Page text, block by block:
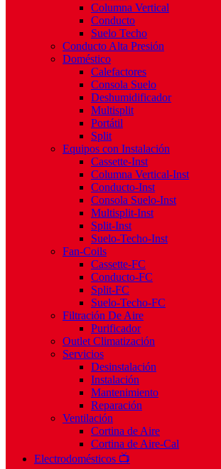
Columna Vertical
Conducto
Suelo Techo
Conducto Alta Presión
Doméstico
Calefactores
Consola Suelo
Deshumidificador
Multisplit
Portátil
Split
Equipos con Instalación
Cassette-Inst
Columna Vertical-Inst
Conducto-Inst
Consola Suelo-Inst
Multisplit-Inst
Split-Inst
Suelo-Techo-Inst
Fan-Coils
Cassette-FC
Conducto-FC
Split-FC
Suelo-Techo-FC
Filtración De Aire
Purificador
Outlet Climatización
Servicios
Desinstalación
Instalación
Mantenimiento
Reparación
Ventilación
Cortina de Aire
Cortina de Aire-Cal
Electrodomésticos 📺